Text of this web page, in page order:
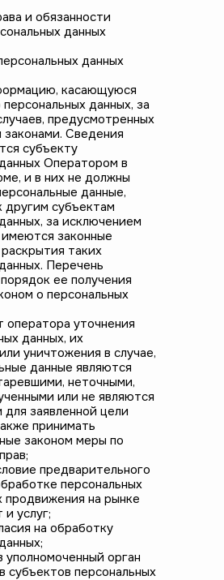
и обязанности
данных
данных
касающуюся
данных, за
предусмотренных
Сведения
субъекту
Оператором в
и в них не должны
данные,
другим субъектам
за исключением
имеются законные
таких
Перечень
ее получения
о персональных
оператора уточнения
данных, их
уничтожения в случае,
данные являются
неточными,
или не являются
заявленной цели
принимать
законом меры по
предварительного
персональных
продвижения на рынке
и услуг;
на обработку
уполномоченный орган
субъектов персональных